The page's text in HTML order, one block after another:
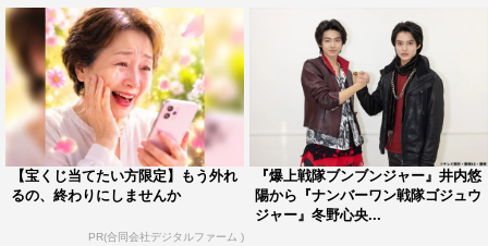
【宝くじ当てたい方限定】もう外れ
るの、終わりにしませんか
PR(合同会社デジタルファーム )
『爆上戦隊ブンブンジャー』井内悠
陽から『ナンバーワン戦隊ゴジュウ
ジャー』冬野心央...